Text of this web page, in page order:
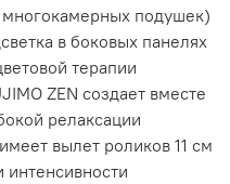
подушек)
в боковых панелях
терапии
ZEN создает вместе
релаксации
вылет роликов 11 см
интенсивности